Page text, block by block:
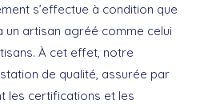
s’effectue à condition que
un artisan agréé comme celui
À cet effet, notre
de qualité, assurée par
les certifications et les